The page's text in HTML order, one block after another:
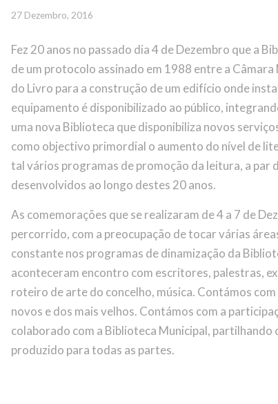
27 Dezembro, 2016
Fez 20 anos no passado dia 4 de Dezembro que a
de um protocolo assinado em 1988 entre a
do Livro para a construção de um edifício onde
equipamento é disponibilizado ao público,
uma nova Biblioteca que disponibiliza novos
como objectivo primordial o aumento do nível de
tal vários programas de promoção da leitura, a par
desenvolvidos ao longo destes 20 anos.
As comemorações que se realizaram de 4 a 7 de
percorrido, com a preocupação de tocar várias
constante nos programas de dinamização da
aconteceram encontro com escritores, palestras,
roteiro de arte do concelho, música. Contámos
novos e dos mais velhos. Contámos com a
colaborado com a Biblioteca Municipal,
produzido para todas as partes.